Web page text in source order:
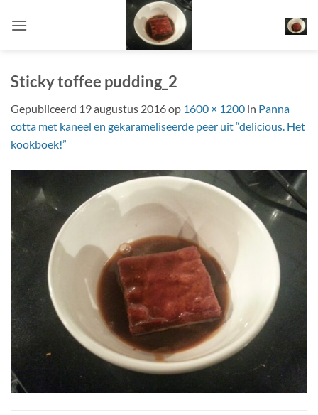
naar
Sticky toffee pudding_2
Gepubliceerd 19 augustus 2016op 1600 × 1200 in Panna
cotta met kaneel en gekarameliseerde peer uit “delicious. Het
kookboek!”